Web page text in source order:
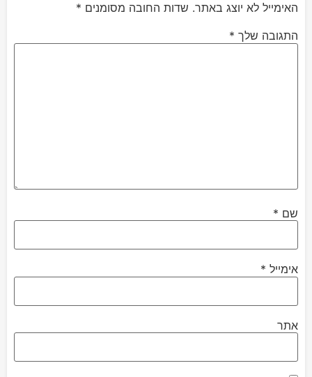
האימייל לא יוצג באתר. שדות החובה מסומנים *
התגובה שלך *
שם *
אימייל *
אתר